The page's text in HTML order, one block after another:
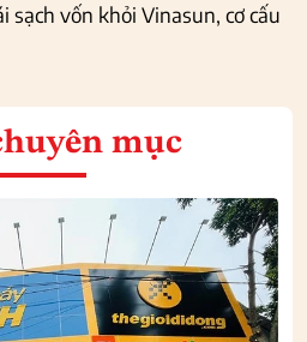
sạch vốn khỏi Vinasun, cơ cấu
mục